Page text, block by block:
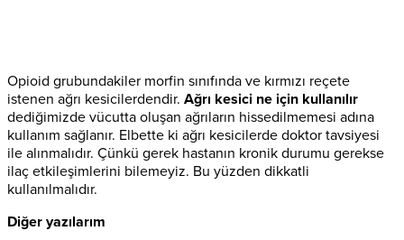
Opioid grubundakiler morfin sınıfında ve kırmızı reçete
istenen ağrı kesicilerdendir. Ağrı kesici ne için kullanılır
dediğimizde vücutta oluşan ağrıların hissedilmemesi adına
kullanım sağlanır. Elbette ki ağrı kesicilerde doktor tavsiyesi
ile alınmalıdır. Çünkü gerek hastanın kronik durumu gerekse
ilaç etkileşimlerini bilemeyiz. Bu yüzden dikkatli
kullanılmalıdır.
Diğer yazılarım